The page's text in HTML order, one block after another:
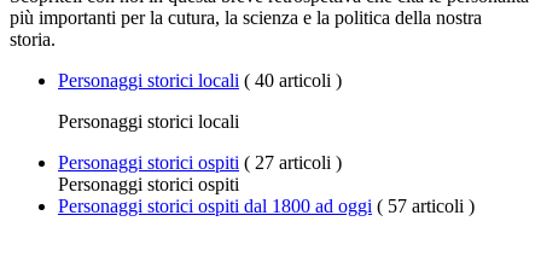
più importanti per la cutura, la scienza e la politica della nostra
storia.
Personaggi storici locali ( 40 articoli )
Personaggi storici locali
Personaggi storici ospiti ( 27 articoli )
Personaggi storici ospiti
Personaggi storici ospiti dal 1800 ad oggi ( 57 articoli )